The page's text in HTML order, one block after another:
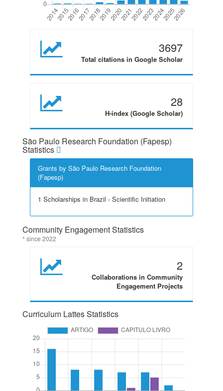
3697
Total citations in Google Scholar
28
H-index (Google Scholar)
São Paulo Research Foundation (Fapesp)
Statistics
Grants by São Paulo Research Foundation
(Fapesp)
1 Scholarships in Brazil - Scientific Initiation
Community Engagement Statistics
* since 2022
2
Collaborations in Community
Engagement Projects
Curriculum Lattes Statistics